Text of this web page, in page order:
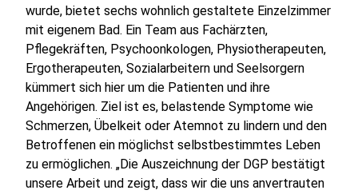
wurde, bietet sechs wohnlich gestaltete Einzelzimmer
mit eigenem Bad. Ein Team aus Fachärzten,
Pflegekräften, Psychoonkologen, Physiotherapeuten,
Ergotherapeuten, Sozialarbeitern und Seelsorgern
kümmert sich hier um die Patienten und ihre
Angehörigen. Ziel ist es, belastende Symptome wie
Schmerzen, Übelkeit oder Atemnot zu lindern und den
Betroffenen ein möglichst selbstbestimmtes Leben
zu ermöglichen. „Die Auszeichnung der DGP bestätigt
unsere Arbeit und zeigt, dass wir die uns anvertrauten